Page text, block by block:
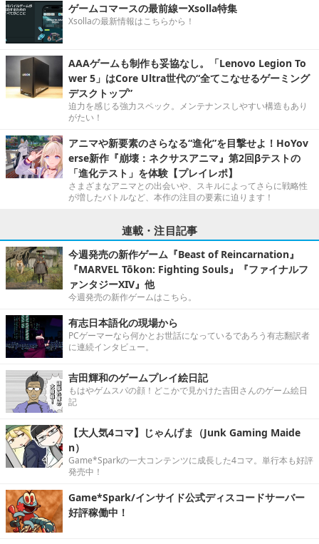
ゲームコマースの最前線ーXsolla特集
Xsollaの最新情報はこちらから！
AAAゲームも制作も妥協なし。「Lenovo Legion To
wer 5」はCore Ultra世代の“全てこなせるゲーミング
デスクトップ”
迫力を感じる強力スペック。メンテナンスしやすい構造もあり
がたい！
アニマや新要素のさらなる“進化”を目撃せよ！HoYov
erse新作『崩壊：ネクサスアニマ』第2回βテストの
「進化テスト」を体験【プレイレポ】
さまざまなアニマとの出会いや、スキルによってさらに戦略性
が増したバトルなど、本作の注目の要素に迫ります！
連載・注目記事
今週発売の新作ゲーム『Beast of Reincarnation』
『MARVEL Tōkon: Fighting Souls』『ファイナルフ
ァンタジーXIV』他
今週発売の新作ゲームはこちら。
有志日本語化の現場から
PCゲーマーなら何かとお世話になっているであろう有志翻訳者
に連続インタビュー。
吉田輝和のゲームプレイ絵日記
もはやゲムスパの顔！どこかで見かけた吉田さんのゲーム絵日
記
【大人気4コマ】じゃんげま（Junk Gaming Maide
n）
Game*Sparkの一大コンテンツに成長した4コマ。単行本も好評
発売中！
Game*Spark/インサイド公式ディスコードサーバー
好評稼働中！